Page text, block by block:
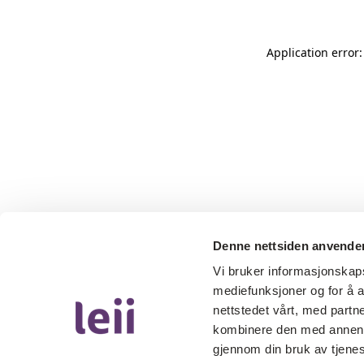
Denne nettsiden
Vi bruker
mediefunksjoner og for å
nettstedet vårt, med
kombinere den med
gjennom din bruk av
Application